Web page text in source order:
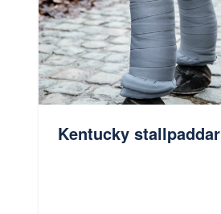
Kentucky stallpaddar